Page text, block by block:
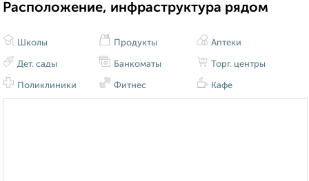
Расположение, инфраструктура рядом
Школы
Дет. сады
Поликлиники
Продукты
Банкоматы
Фитнес
Аптеки
Торг. центры
Кафе